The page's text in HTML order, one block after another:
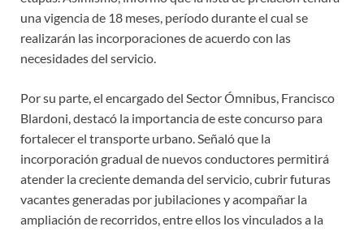
una vigencia de 18 meses, período durante el cual se
realizarán las incorporaciones de acuerdo con las
necesidades del servicio.
Por su parte, el encargado del Sector Ómnibus, Francisco
Blardoni, destacó la importancia de este concurso para
fortalecer el transporte urbano. Señaló que la
incorporación gradual de nuevos conductores permitirá
atender la creciente demanda del servicio, cubrir futuras
vacantes generadas por jubilaciones y acompañar la
ampliación de recorridos, entre ellos los vinculados a la